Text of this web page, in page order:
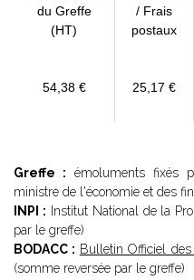
du Greffe
(HT)
/ Frais
postaux
54,38 € 25,17 €
Greffe : émoluments fixés
ministre de l'économie et des
INPI : Institut National de la
par le greffe)
BODACC : Bulletin Officiel
(somme reversée par le greffe)